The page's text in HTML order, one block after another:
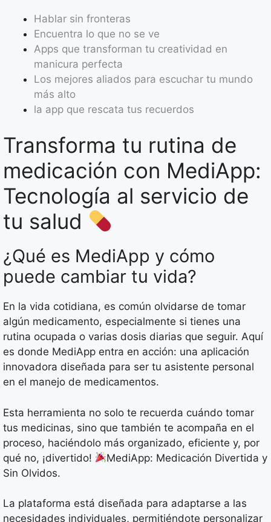
Hablar sin fronteras
Encuentra lo que no se ve
Apps que transforman tu creatividad en
manicura perfecta
Los mejores aliados para escuchar tu mundo
más alto
la app que rescata tus recuerdos
Transforma tu rutina de
medicación con MediApp:
Tecnología al servicio de
tu salud
¿Qué es MediApp y cómo
puede cambiar tu vida?
En la vida cotidiana, es común olvidarse de tomar
algún medicamento, especialmente si tienes una
rutina ocupada o varias dosis diarias que seguir. Aquí
es donde MediApp entra en acción: una aplicación
innovadora diseñada para ser tu asistente personal
en el manejo de medicamentos.
Esta herramienta no solo te recuerda cuándo tomar
tus medicinas, sino que también te acompaña en el
proceso, haciéndolo más organizado, eficiente y, por
qué no, ¡divertido!
MediApp: Medicación Divertida y
Sin Olvidos.
La plataforma está diseñada para adaptarse a las
necesidades individuales, permitiéndote personalizar